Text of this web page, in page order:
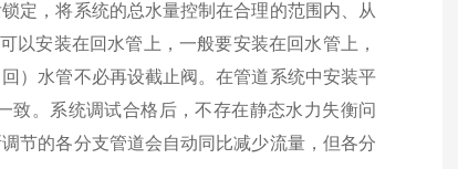
定，将系统的总水量控制在合理的范围内、从
以安装在回水管上，一般要安装在回水管上，
）水管不必再设截止阀。在管道系统中安装平
致。系统调试合格后，不存在静态水力失衡问
节的各分支管道会自动同比减少流量，但各分